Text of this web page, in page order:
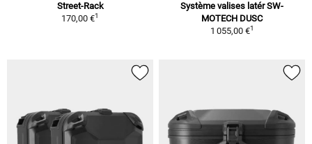
Street-Rack
170,00 €1
Système valises latér SW-
MOTECH DUSC
1 055,00 €1